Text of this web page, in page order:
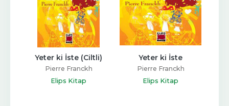
Yeter ki İste (Ciltli)
Pierre Franckh
Elips Kitap
Yeter ki İste
Pierre Franckh
Elips Kitap